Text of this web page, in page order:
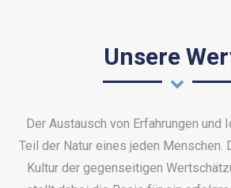
Unsere
Der Austausch von Erfahrungen und
Teil der Natur eines jeden Menschen.
Kultur der gegenseitigen